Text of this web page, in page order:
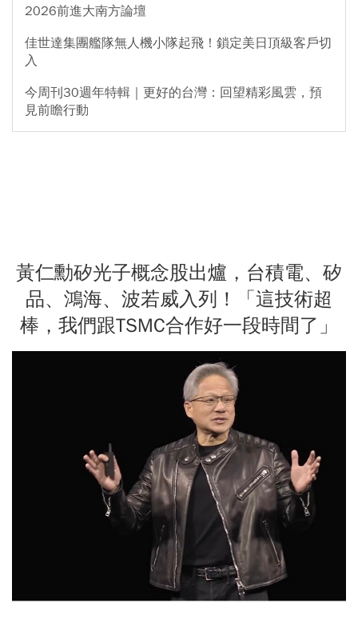
2026前進大南方論壇
佳世達集團艦隊無人機小隊起飛！鎖定美日頂級客戶切
入
今周刊30週年特輯｜更好的台灣：回望精彩風雲，預
見前瞻行動
黃仁勳矽光子概念股出爐，台積電、矽
品、鴻海、波若威入列！「這技術超
棒，我們跟TSMC合作好一段時間了」